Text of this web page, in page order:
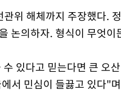
위 해체까지 주장했다.
논의하자. 형식이 무엇
있다고 믿는다면 큰 오
서 민심이 들끓고 있다"